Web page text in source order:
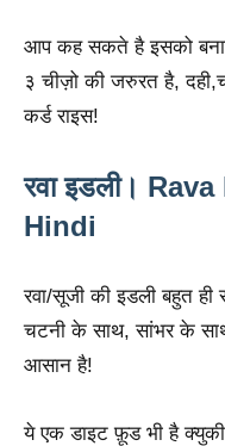
आप कह सकते है इसको
३ चीज़ो की जरुरत है,
कर्ड राइस!
रवा इडली।
Hindi
रवा/सूजी की इडली बहुत ही
चटनी के साथ, सांभर के
आसान है!
ये एक डाइट फ़ूड भी है